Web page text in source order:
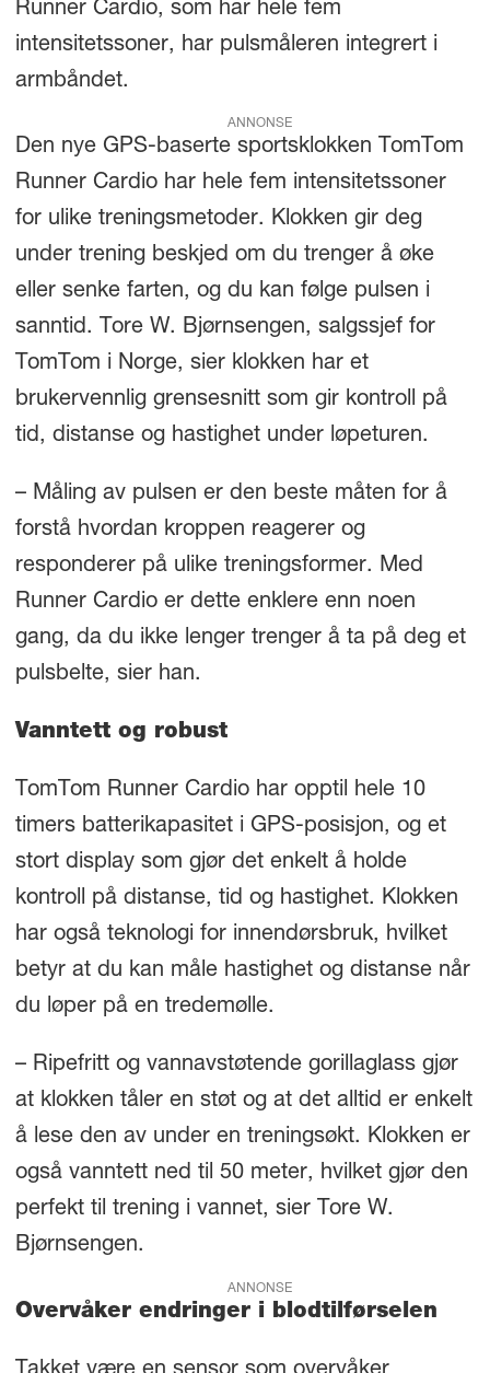
Runner Cardio, som har hele fem
intensitetssoner, har pulsmåleren integrert i
armbåndet.
ANNONSE
Den nye GPS-baserte sportsklokken TomTom
Runner Cardio har hele fem intensitetssoner
for ulike treningsmetoder. Klokken gir deg
under trening beskjed om du trenger å øke
eller senke farten, og du kan følge pulsen i
sanntid. Tore W. Bjørnsengen, salgssjef for
TomTom i Norge, sier klokken har et
brukervennlig grensesnitt som gir kontroll på
tid, distanse og hastighet under løpeturen.
– Måling av pulsen er den beste måten for å
forstå hvordan kroppen reagerer og
responderer på ulike treningsformer. Med
Runner Cardio er dette enklere enn noen
gang, da du ikke lenger trenger å ta på deg et
pulsbelte, sier han.
Vanntett og robust
TomTom Runner Cardio har opptil hele 10
timers batterikapasitet i GPS-posisjon, og et
stort display som gjør det enkelt å holde
kontroll på distanse, tid og hastighet. Klokken
har også teknologi for innendørsbruk, hvilket
betyr at du kan måle hastighet og distanse når
du løper på en tredemølle.
– Ripefritt og vannavstøtende gorillaglass gjør
at klokken tåler en støt og at det alltid er enkelt
å lese den av under en treningsøkt. Klokken er
også vanntett ned til 50 meter, hvilket gjør den
perfekt til trening i vannet, sier Tore W.
Bjørnsengen.
ANNONSE
Overvåker endringer i blodtilførselen